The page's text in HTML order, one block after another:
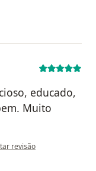
educado,
Muito
do utilizador D.N.
revisão